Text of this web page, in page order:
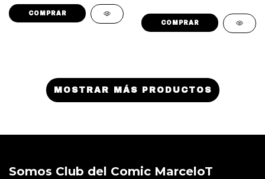
MOSTRAR MÁS PRODUCTOS
Somos Club del Comic MarceloT